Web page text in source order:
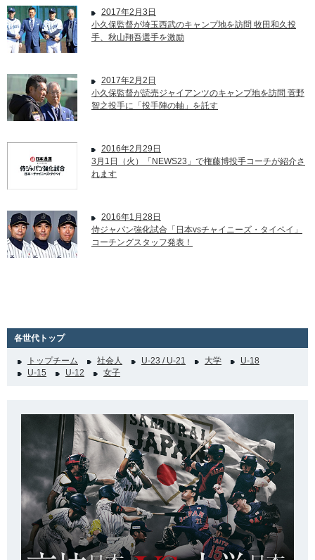
2017年2月3日
小久保監督が埼玉西武のキャンプ地を訪問 牧田和久投
手、秋山翔吾選手を激励
2017年2月2日
小久保監督が読売ジャイアンツのキャンプ地を訪問 菅野
智之投手に「投手陣の軸」を託す
2016年2月29日
3月1日（火）「NEWS23」で権藤博投手コーチが紹介さ
れます
2016年1月28日
侍ジャパン強化試合「日本vsチャイニーズ・タイペイ」
コーチングスタッフ発表！
各世代トップ
トップチーム 社会人 U-23 / U-21 大学
U-18
U-15
U-12 女子